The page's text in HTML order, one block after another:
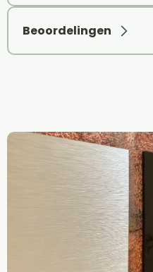
Beoordelingen